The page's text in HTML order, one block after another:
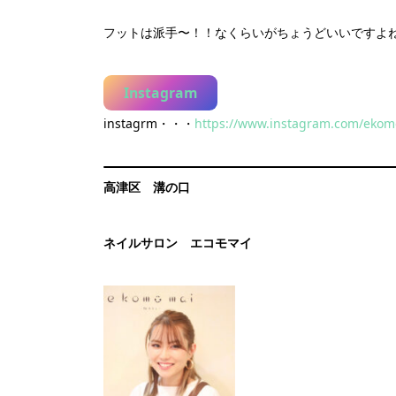
フットは派手〜！！なくらいがちょうどいいですよ
Instagram
instagrm・・・ https://www.instagram.com/
高津区 溝の口
ネイルサロン エコモマイ